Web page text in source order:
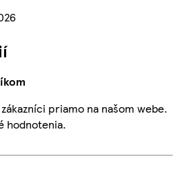
priamo na našom webe.
hodnotenia.